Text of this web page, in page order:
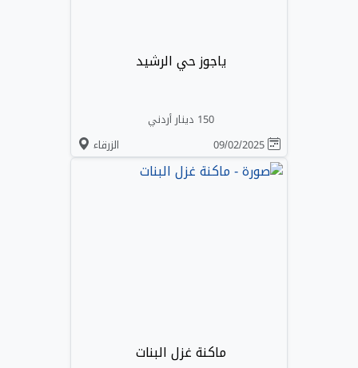
ياجوز حي الرشيد
150 دينار أردني
الزرقاء
ماكنة غزل البنات